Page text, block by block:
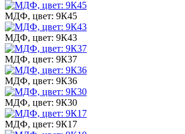
МДФ, цвет: 9К45
МДФ, цвет: 9К43
МДФ, цвет: 9К37
МДФ, цвет: 9К36
МДФ, цвет: 9К30
МДФ, цвет: 9К17